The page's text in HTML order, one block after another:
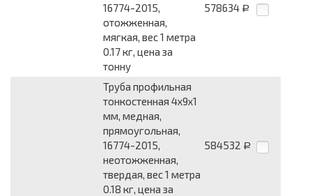
16774-2015,
отожженная,
мягкая, вес 1 метра
0.17 кг, цена за
тонну
578634 Р
Труба профильная
тонкостенная 4x9x1
мм, медная,
прямоугольная,
16774-2015,
неотожженная,
твердая, вес 1 метра
0.18 кг, цена за
584532 Р